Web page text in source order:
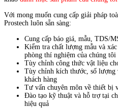
Với mong muốn cung cấp giải pháp
Prostech luôn sẵn sàng:
Cung cấp báo giá, mẫu, TDS/
Kiểm tra chất lượng mẫu và
phòng thí nghiệm của chúng tôi
Tùy chỉnh công thức vật liệu
Tùy chỉnh kích thước, số lượng
khách hàng
Tư vấn chuyên môn về thiết bị
Đào tạo kỹ thuật và hỗ trợ tại
hiệu quả